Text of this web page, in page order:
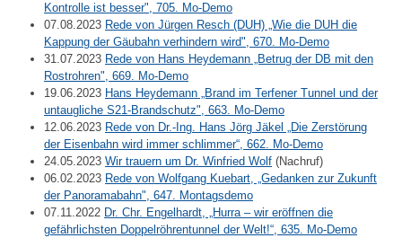
Kontrolle ist besser", 705. Mo-Demo
07.08.2023 Rede von Jürgen Resch (DUH) „Wie die DUH die
Kappung der Gäubahn verhindern wird", 670. Mo-Demo
31.07.2023 Rede von Hans Heydemann „Betrug der DB mit den
Rostrohren", 669. Mo-Demo
19.06.2023 Hans Heydemann „Brand im Terfener Tunnel und der
untaugliche S21-Brandschutz", 663. Mo-Demo
12.06.2023 Rede von Dr.-Ing. Hans Jörg Jäkel „Die Zerstörung
der Eisenbahn wird immer schlimmer“, 662. Mo-Demo
24.05.2023 Wir trauern um Dr. Winfried Wolf (Nachruf)
06.02.2023 Rede von Wolfgang Kuebart, „Gedanken zur Zukunft
der Panoramabahn", 647. Montagsdemo
07.11.2022 Dr. Chr. Engelhardt, „Hurra – wir eröffnen die
gefährlichsten Doppelröhrentunnel der Welt!“, 635. Mo-Demo